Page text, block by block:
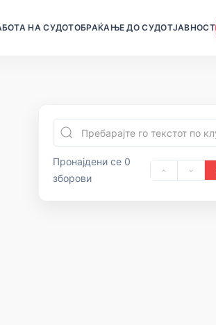
НА СУДОТОБРАЌАЊЕ ДО СУДОТЈАВНОСТ
Пронајдени се 0
зборови